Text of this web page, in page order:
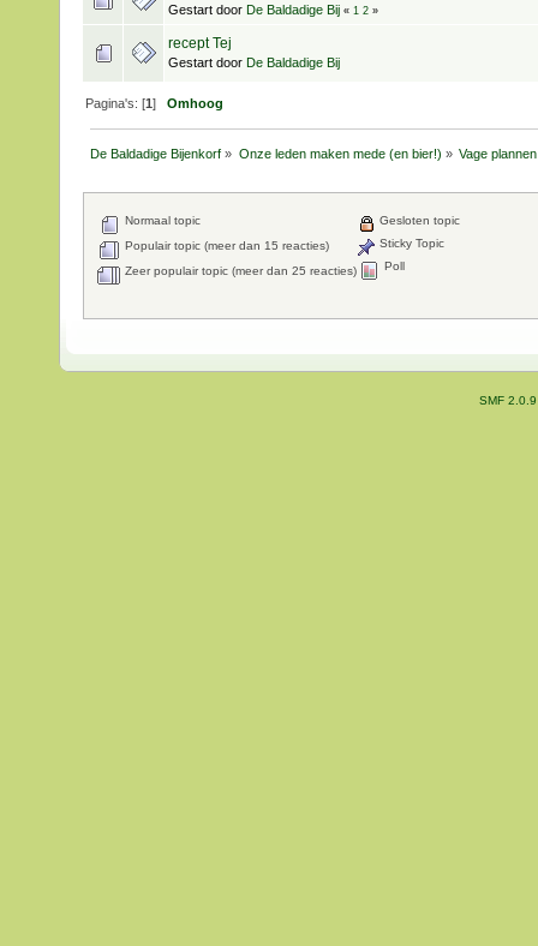
Gestart door De Baldadige Bij « 1 2 »
recept Tej
Gestart door De Baldadige Bij
Pagina's: [1]Omhoog
De Baldadige Bijenkorf » Onze leden maken mede (en bier!) » Vage plannen
Normaal topic
Populair topic (meer dan 15 reacties)
Zeer populair topic (meer dan 25 reacties)
Gesloten topic
Sticky Topic
Poll
SMF 2.0.9